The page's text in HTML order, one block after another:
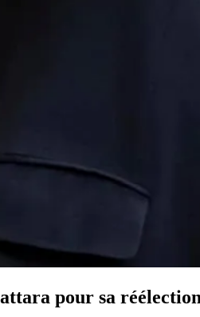
pour sa réélection